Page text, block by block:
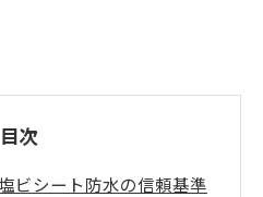
目次
ビシート防水の信頼基準